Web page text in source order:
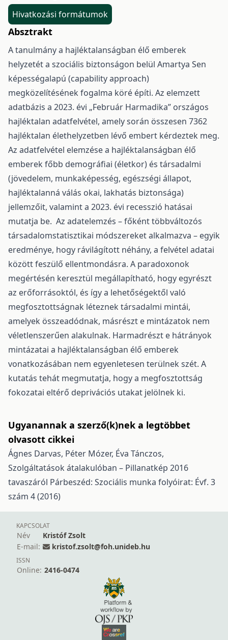
Hivatkozási formátumok
Absztrakt
A tanulmány a hajléktalanságban élő emberek
helyzetét a szociális biztonságon belül Amartya Sen
képességalapú (capability approach)
megközelítésének fogalma köré építi. Az elemzett
adatbázis a 2023. évi „Február Harmadika” országos
hajléktalan adatfelvétel, amely során összesen 7362
hajléktalan élethelyzetben lévő embert kérdeztek meg.
Az adatfelvétel elemzése a hajléktalanságban élő
emberek főbb demográfiai (életkor) és társadalmi
(jövedelem, munkaképesség, egészségi állapot,
hajléktalanná válás okai, lakhatás biztonsága)
jellemzőit, valamint a 2023. évi recesszió hatásai
mutatja be. Az adatelemzés – főként többváltozós
társadalomstatisztikai módszereket alkalmazva – egyik
eredménye, hogy rávilágított néhány, a felvétel adatai
között feszülő ellentmondásra. A paradoxonok
megértésén keresztül megállapítható, hogy egyrészt
az erőforrásoktól, és így a lehetőségektől való
megfosztottságnak léteznek társadalmi mintái,
amelyek összeadódnak, másrészt e mintázatok nem
véletlenszerűen alakulnak. Harmadrészt e hátrányok
mintázatai a hajléktalanságban élő emberek
vonatkozásában nem egyenletesen terülnek szét. A
kutatás tehát megmutatja, hogy a megfosztottság
fokozatai eltérő deprivációs utakat jelölnek ki.
Ugyanannak a szerző(k)nek a legtöbbet
olvasott cikkei
Ágnes Darvas, Péter Mózer, Éva Tánczos,
Szolgáltatások átalakulóban – Pillanatkép 2016
tavaszáról Párbeszéd: Szociális munka folyóirat: Évf. 3
szám 4 (2016)
KAPCSOLAT
Név
Kristóf Zsolt
E-mail:
kristof.zsolt@foh.unideb.hu
ISSN
Online: 2416-0474